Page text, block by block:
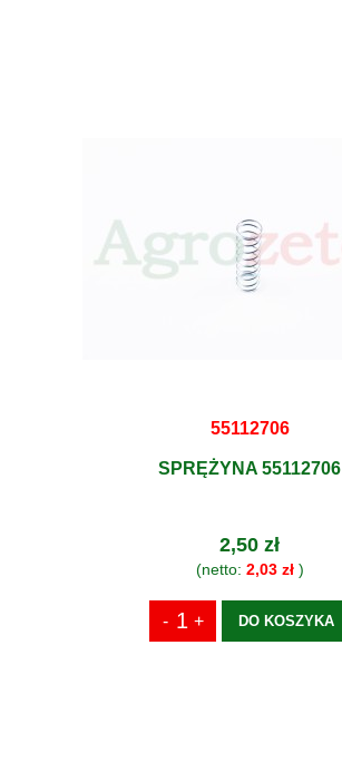
55112706
SPRĘŻYNA 55112706
2,50 zł
(netto: 2,03 zł)
DO KOSZYKA